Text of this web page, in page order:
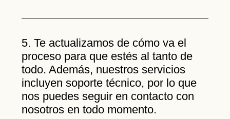
5. Te actualizamos de cómo va el
proceso para que estés al tanto de
todo. Además, nuestros servicios
incluyen soporte técnico, por lo que
nos puedes seguir en contacto con
nosotros en todo momento.